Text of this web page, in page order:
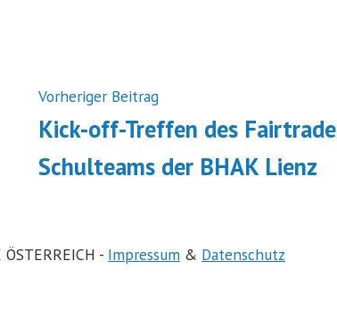
Beitragsnavigation
Vorheriger BeitragNächster
Beitrag:
Kick-off-Treffen des
Schulteams der BHAK Lienz
ÖSTERREICH - Impressum & Datenschutz